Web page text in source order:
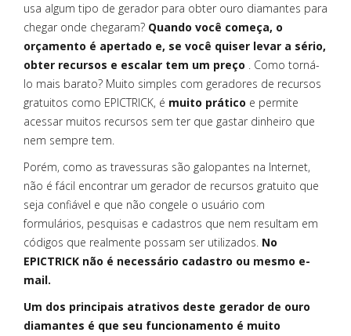
usa algum tipo de gerador para obter ouro diamantes para
chegar onde chegaram? Quando você começa, o
orçamento é apertado e, se você quiser levar a sério,
obter recursos e escalar tem um preço . Como torná-
lo mais barato? Muito simples com geradores de recursos
gratuitos como EPICTRICK, é muito prático e permite
acessar muitos recursos sem ter que gastar dinheiro que
nem sempre tem.
Porém, como as travessuras são galopantes na Internet,
não é fácil encontrar um gerador de recursos gratuito que
seja confiável e que não congele o usuário com
formulários, pesquisas e cadastros que nem resultam em
códigos que realmente possam ser utilizados. No
EPICTRICK não é necessário cadastro ou mesmo e-
mail.
Um dos principais atrativos deste gerador de ouro
diamantes é que seu funcionamento é muito